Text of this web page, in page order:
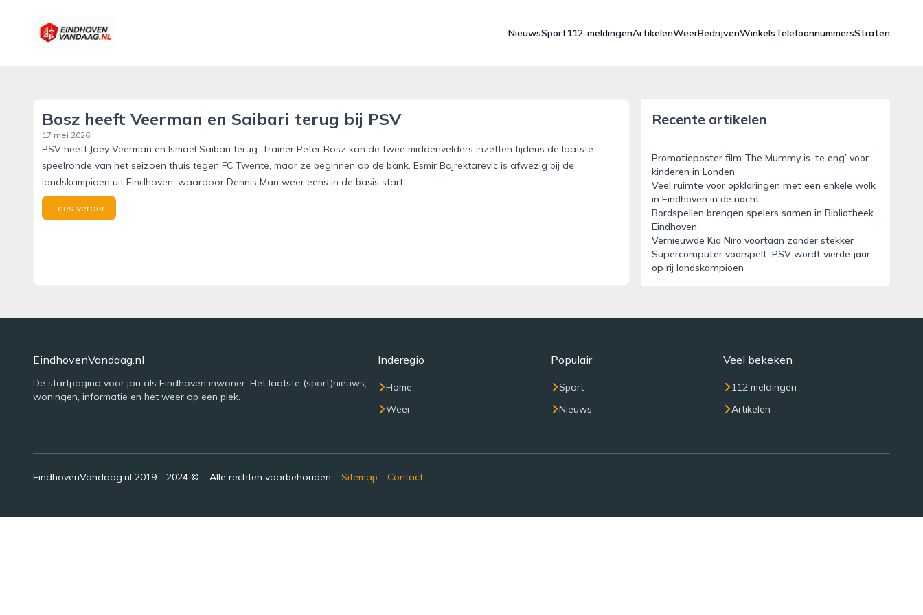
eindhovenvandaag.nl
NieuwsSport112-meldingenArtikelenWeerBedrijvenWinkelsTelefoonnummersStraten
Bosz heeft Veerman en Saibari terug bij PSV
17 mei 2026
PSV heeft Joey Veerman en Ismael Saibari terug. Trainer Peter Bosz kan de twee middenvelders inzetten tijdens de laatste
speelronde van het seizoen thuis tegen FC Twente, maar ze beginnen op de bank. Esmir Bajrektarevic is afwezig bij de
landskampioen uit Eindhoven, waardoor Dennis Man weer eens in de basis start.
Lees verder
Recente artikelen
Promotieposter film The Mummy is ‘te eng’ voor
kinderen in Londen
Veel ruimte voor opklaringen met een enkele wolk
in Eindhoven in de nacht
Bordspellen brengen spelers samen in Bibliotheek
Eindhoven
Vernieuwde Kia Niro voortaan zonder stekker
Supercomputer voorspelt: PSV wordt vierde jaar
op rij landskampioen
EindhovenVandaag.nl
De startpagina voor jou als Eindhoven inwoner. Het laatste (sport)nieuws,
woningen, informatie en het weer op een plek.
Inderegio
Home
Weer
Populair
Sport
Nieuws
Veel bekeken
112 meldingen
Artikelen
EindhovenVandaag.nl 2019 - 2024 © – Alle rechten voorbehouden – Sitemap - Contact